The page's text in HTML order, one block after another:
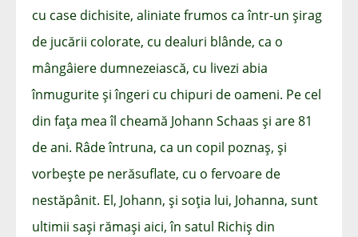
cu case dichisite, aliniate frumos ca într-un șirag
de jucării colorate, cu dealuri blânde, ca o
mângâiere dumnezeiască, cu livezi abia
înmugurite și îngeri cu chipuri de oameni. Pe cel
din fața mea îl cheamă Johann Schaas și are 81
de ani. Râde întruna, ca un copil poznaș, și
vorbește pe nerăsuflate, cu o fervoare de
nestăpânit. El, Johann, și soția lui, Johanna, sunt
ultimii sași rămași aici, în satul Richiș din